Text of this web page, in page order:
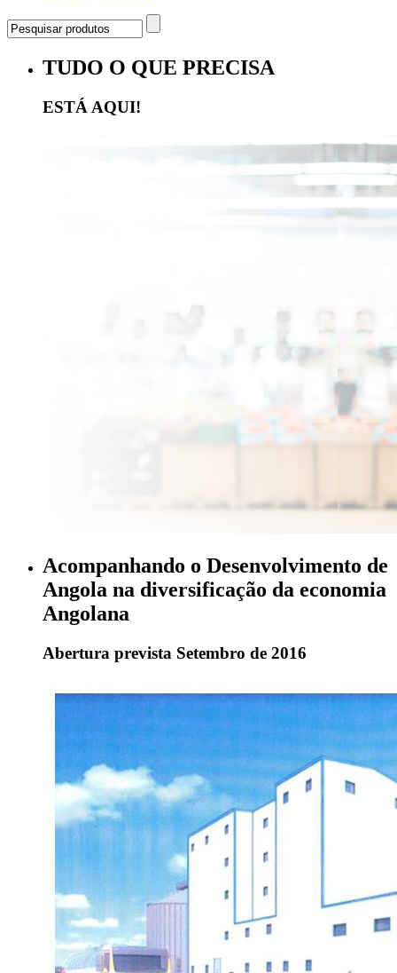
TUDO O QUE PRECISA
ESTÁ AQUI!
Acompanhando o Desenvolvimento de
Angola na diversificação da economia
Angolana
Abertura prevista Setembro de 2016